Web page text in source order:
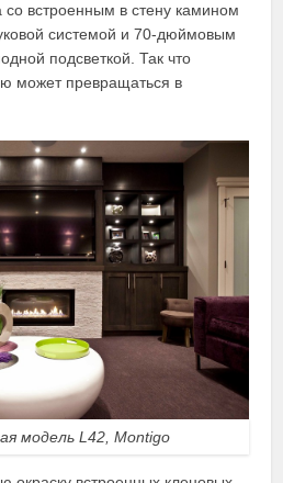
встроенным в стену камином
системой и 70-дюймовым
подсветкой. Так что
может превращаться в
модель L42, Montigo